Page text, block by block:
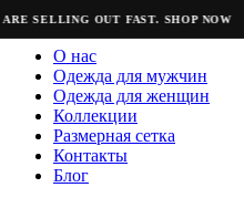
OUT FAST. SHOP NOW
О нас
Одежда для мужчин
Одежда для женщин
Коллекции
Размерная сетка
Контакты
Блог